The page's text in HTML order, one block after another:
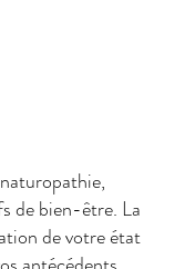
de bien-être. La
de votre état